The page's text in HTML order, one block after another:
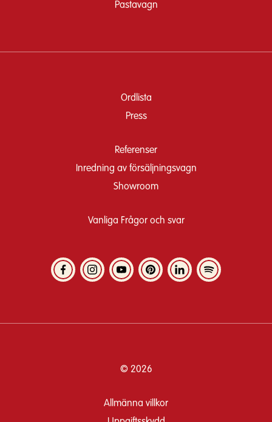
Pastavagn
Ordlista
Press
Referenser
Inredning av försäljningsvagn
Showroom
Vanliga Frågor och svar
© 2026
Allmänna villkor